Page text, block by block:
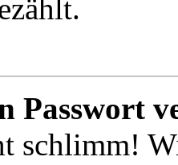
Passwort
schlimm!